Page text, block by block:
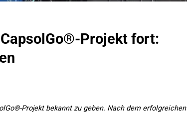
Projekt fort:
Projekt bekannt zu geben. Nach dem erfolgreichen